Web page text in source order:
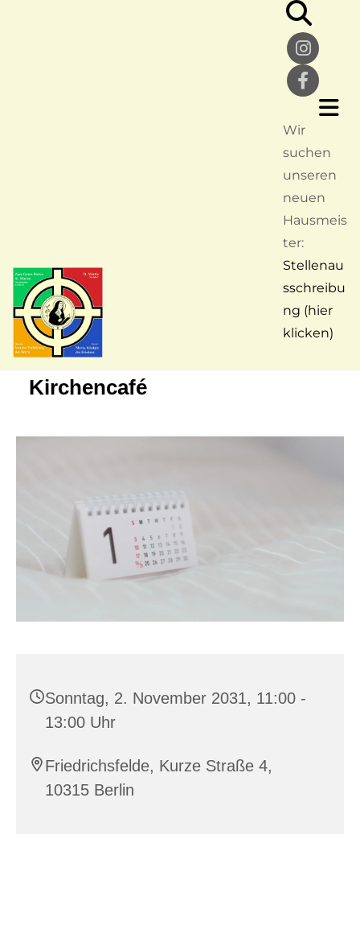
Wir
suchen
unseren
neuen
Hausmeis
ter:
Stellenau
sschreibu
ng (hier
klicken)
Kirchencafé
Sonntag, 2. November 2031, 11:00 -
13:00 Uhr
Friedrichsfelde, Kurze Straße 4,
10315 Berlin